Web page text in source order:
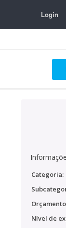
Login
Categoria:
Nível de